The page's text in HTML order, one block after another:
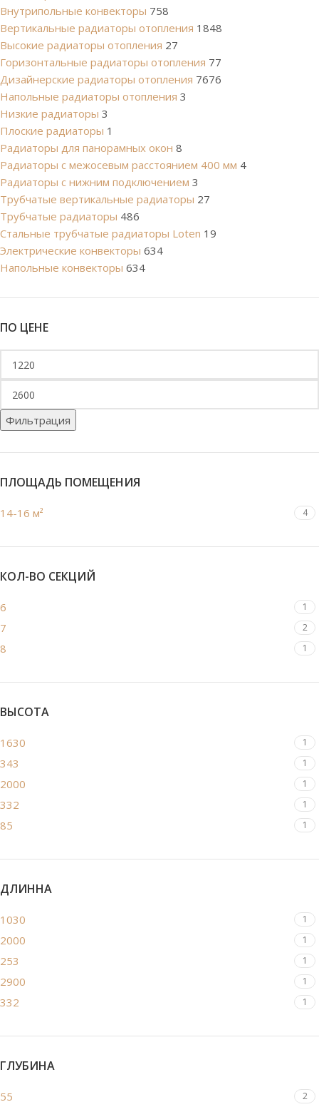
Внутрипольные конвекторы 758
Вертикальные радиаторы отопления 1848
Высокие радиаторы отопления 27
Горизонтальные радиаторы отопления 77
Дизайнерские радиаторы отопления 7676
Напольные радиаторы отопления 3
Низкие радиаторы 3
Плоские радиаторы 1
Радиаторы для панорамных окон 8
Радиаторы с межосевым расстоянием 400 мм 4
Радиаторы с нижним подключением 3
Трубчатые вертикальные радиаторы 27
Трубчатые радиаторы 486
Cтальные трубчатые радиаторы Loten 19
Электрические конвекторы 634
Напольные конвекторы 634
ПО ЦЕНЕ
Фильтрация
ПЛОЩАДЬ ПОМЕЩЕНИЯ
14-16 м² 4
КОЛ-ВО СЕКЦИЙ
6 1
7 2
8 1
ВЫСОТА
1630 1
343 1
2000 1
332 1
85 1
ДЛИННА
1030 1
2000 1
253 1
2900 1
332 1
ГЛУБИНА
55 2